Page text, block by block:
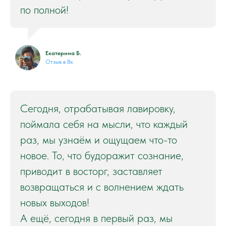
по полной!
Екатерина Б.
Отзыв в Вк
Сегодня, отрабатывая лавировку,
поймала себя на мысли, что каждый
раз, мы узнаём и ощущаем что-то
новое. То, что будоражит сознание,
приводит в восторг, заставляет
возвращаться и с волнением ждать
новых выходов!
А ещё, сегодня в первый раз, мы